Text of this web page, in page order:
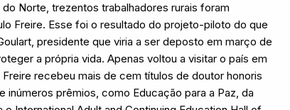
Norte, trezentos trabalhadores rurais foram
Freire. Esse foi o resultado do projeto-piloto do que
presidente que viria a ser deposto em março de
a própria vida. Apenas voltou a visitar o país em
recebeu mais de cem títulos de doutor honoris
inúmeros prêmios, como Educação para a Paz, da